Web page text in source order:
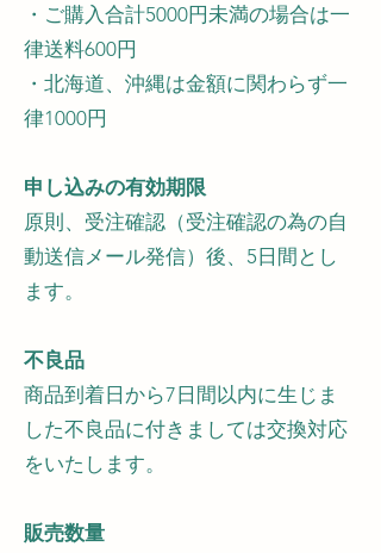
・ご購入合計5000円未満の場合は一
律送料600円
・北海道、沖縄は金額に関わらず一
律1000円
申し込みの有効期限
原則、受注確認（受注確認の為の自
動送信メール発信）後、5日間とし
ます。
不良品
商品到着日から7日間以内に生じま
した不良品に付きましては交換対応
をいたします。
販売数量